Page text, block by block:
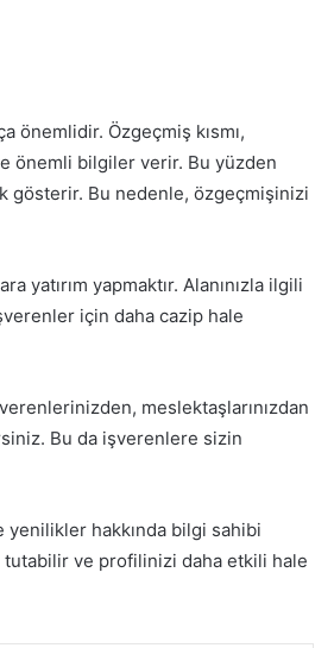
önemlidir. Özgeçmiş kısmı,
önemli bilgiler verir. Bu yüzden
gösterir. Bu nedenle, özgeçmişinizi
yapmaktır. Alanınızla ilgili
için daha cazip hale
meslektaşlarınızdan
Bu da işverenlere sizin
hakkında bilgi sahibi
tutabilir ve profilinizi daha etkili hale